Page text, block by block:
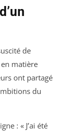
de
matière
ont partagé
du
: « J’ai été